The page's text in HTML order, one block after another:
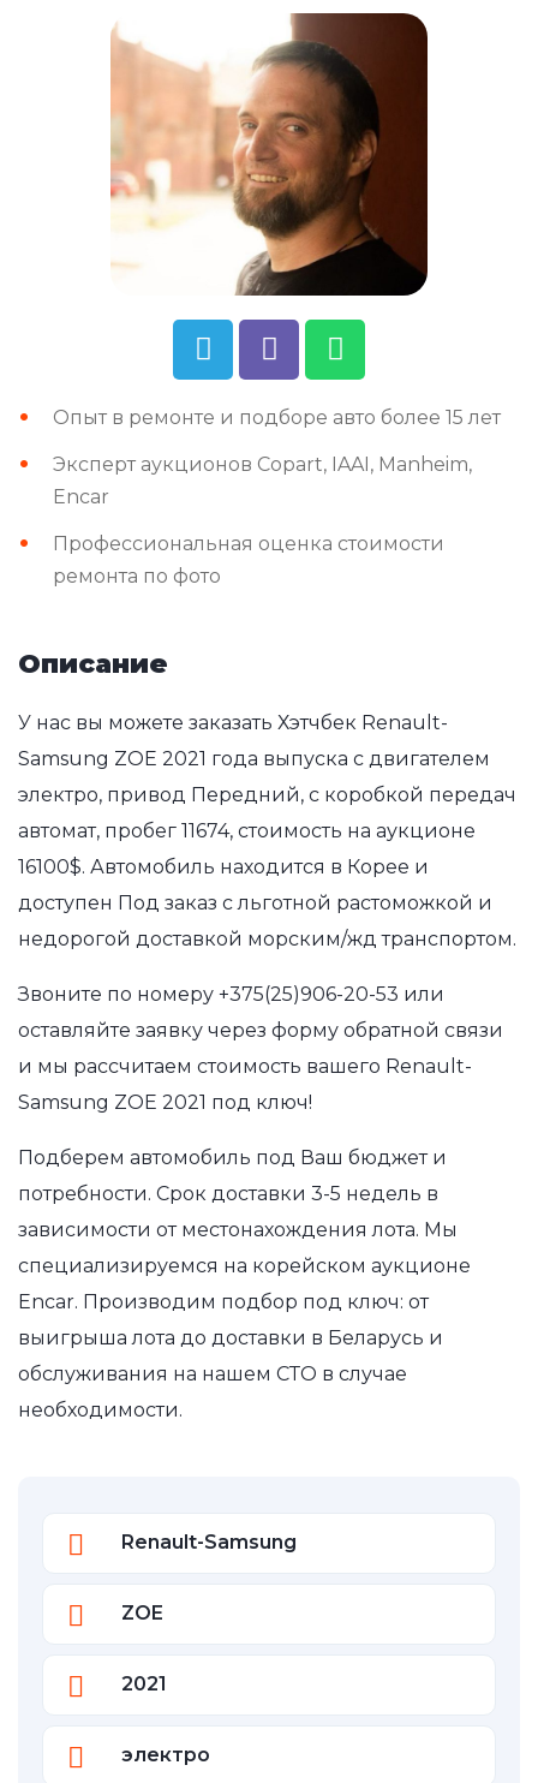
Опыт в ремонте и подборе авто более 15 лет
Эксперт аукционов Copart, IAAI, Manheim,
Encar
Профессиональная оценка стоимости
ремонта по фото
Описание
У нас вы можете заказать Хэтчбек Renault-
Samsung ZOE 2021 года выпуска с двигателем
электро, привод Передний, с коробкой передач
автомат, пробег 11674, стоимость на аукционе
16100$. Автомобиль находится в Корее и
доступен Под заказ с льготной растоможкой и
недорогой доставкой морским/жд транспортом.
Звоните по номеру +375(25)906-20-53 или
оставляйте заявку через форму обратной связи
и мы рассчитаем стоимость вашего Renault-
Samsung ZOE 2021 под ключ!
Подберем автомобиль под Ваш бюджет и
потребности. Срок доставки 3-5 недель в
зависимости от местонахождения лота. Мы
специализируемся на корейском аукционе
Encar. Производим подбор под ключ: от
выигрыша лота до доставки в Беларусь и
обслуживания на нашем СТО в случае
необходимости.
Renault-Samsung
ZOE
2021
электро